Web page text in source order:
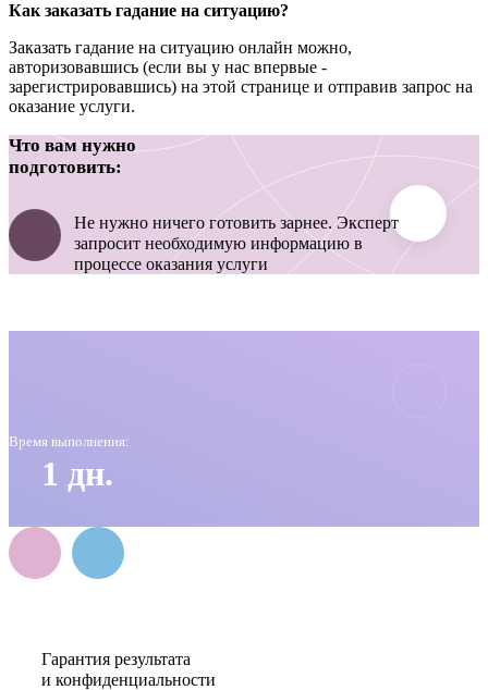
Как заказать гадание на ситуацию?
Заказать гадание на ситуацию онлайн можно,
авторизовавшись (если вы у нас впервые -
зарегистрировавшись) на этой странице и отправив запрос на
оказание услуги.
Что вам нужно
подготовить:
Не нужно ничего готовить зарнее. Эксперт
запросит необходимую информацию в
процессе оказания услуги
Время выполнения:
1 дн.
Гарантия результата
и конфиденциальности